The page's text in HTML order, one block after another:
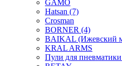
GAMO
Hatsan (7)
Crosman
BORNER (4)
BAIKAL (Ижевский
KRAL ARMS
Пули для